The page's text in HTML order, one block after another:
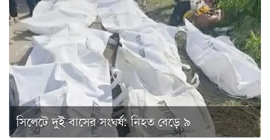
সিলেটে দুই বাসের সংঘর্ষ: নিহত বেড়ে ৯